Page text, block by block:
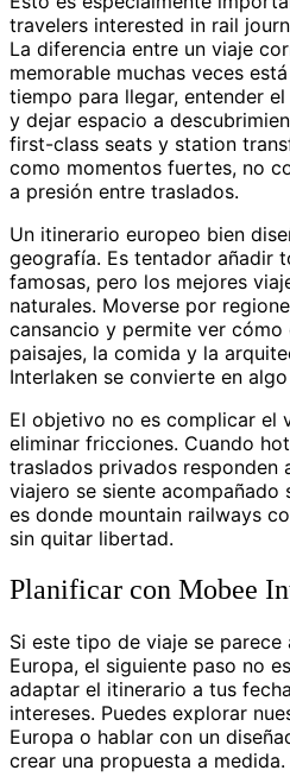
travelers interested in rail
La diferencia entre un viaje
memorable muchas veces
tiempo para llegar, entender
y dejar espacio a
first-class seats y station
como momentos fuertes, no
a presión entre traslados.
Un itinerario europeo bien
geografía. Es tentador añadir
famosas, pero los mejores
naturales. Moverse por
cansancio y permite ver
paisajes, la comida y la
Interlaken se convierte en
El objetivo no es complicar el
eliminar fricciones. Cuando
traslados privados responden
viajero se siente acompañado
es donde mountain railways
sin quitar libertad.
Planificar con Mobee
Si este tipo de viaje se
Europa, el siguiente paso no
adaptar el itinerario a tus
intereses. Puedes explorar
Europa o hablar con un
crear una propuesta a medida.